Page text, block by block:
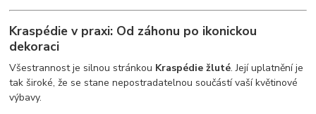
Kraspédie v praxi: Od záhonu po ikonickou
dekoraci
Všestrannost je silnou stránkou Kraspédie žluté. Její uplatnění je
tak široké, že se stane nepostradatelnou součástí vaší květinové
výbavy.